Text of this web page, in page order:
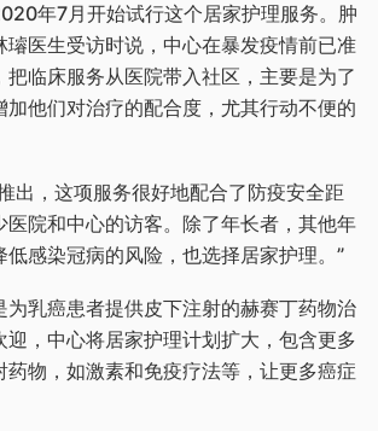
年7月开始试行这个居家护理服务。肿
璿医生受访时说，中心在暴发疫情前已准
把临床服务从医院带入社区，主要是为了
加他们对治疗的配合度，尤其行动不便的
出，这项服务很好地配合了防疫安全距
医院和中心的访客。除了年长者，其他年
感染冠病的风险，也选择居家护理。”
为乳癌患者提供皮下注射的赫赛丁药物治
迎，中心将居家护理计划扩大，包含更多
药物，如激素和免疫疗法等，让更多癌症